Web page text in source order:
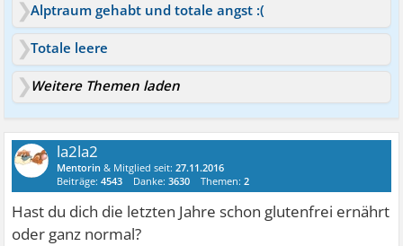
Alptraum gehabt und totale angst :(
Totale leere
Weitere Themen laden
la2la2
Mentorin & Mitglied seit:27.11.2016
Beiträge:4543 Danke:3630 Themen:2
Hast du dich die letzten Jahre schon glutenfrei ernährt
oder ganz normal?